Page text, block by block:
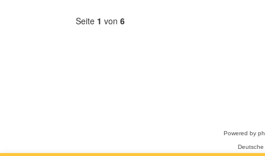
Seite 1 von 6
Powered by